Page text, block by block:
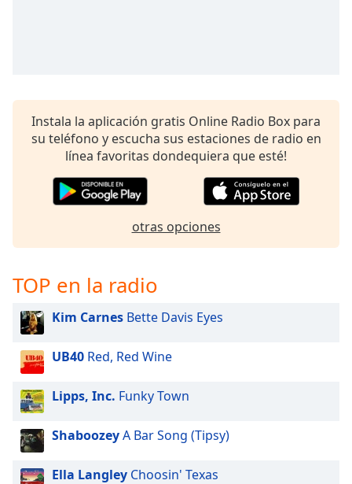
Instala la aplicación gratis Online Radio Box para
su teléfono y escucha sus estaciones de radio en
línea favoritas dondequiera que esté!
otras opciones
TOP en la radio
Kim Carnes Bette Davis Eyes
UB40 Red, Red Wine
Lipps, Inc. Funky Town
ShaboozeyA Bar Song (Tipsy)
Ella Langley Choosin' Texas